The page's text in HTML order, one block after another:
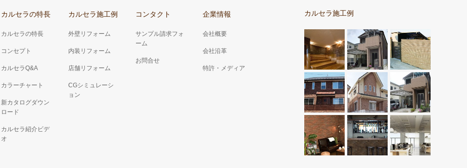
カルセラの特長
カルセラの特長
コンセプト
カルセラQ&A
カラーチャート
新カタログダウン
ロード
カルセラ紹介ビデ
オ
カルセラ施工例
外壁リフォーム
内装リフォーム
店舗リフォーム
CGシミュレーシ
ョン
コンタクト
サンプル請求フォ
ーム
お問合せ
企業情報
会社概要
会社沿革
特許・メディア
カルセラ施工例